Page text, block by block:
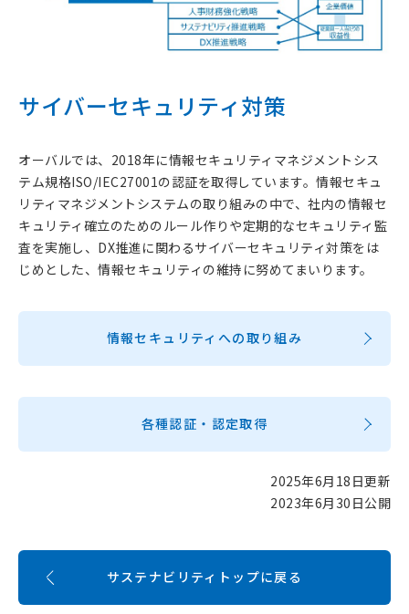
サイバーセキュリティ対策
オーバルでは、2018年に情報セキュリティマネジメントシス
テム規格ISO/IEC27001の認証を取得しています。情報セキュ
リティマネジメントシステムの取り組みの中で、社内の情報セ
キュリティ確立のためのルール作りや定期的なセキュリティ監
査を実施し、DX推進に関わるサイバーセキュリティ対策をは
じめとした、情報セキュリティの維持に努めてまいります。
情報セキュリティへの取り組み
各種認証・認定取得
2025年6月18日更新
2023年6月30日公開
サステナビリティトップに戻る